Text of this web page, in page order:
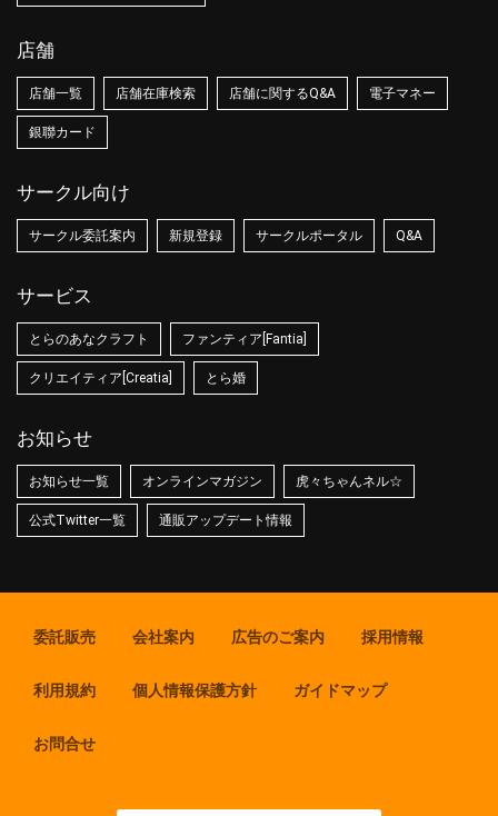
店舗
店舗一覧 店舗在庫検索 店舗に関するQ&A 電子マネー
銀聯カード
サークル向け
サークル委託案内 新規登録 サークルポータル Q&A
サービス
とらのあなクラフト ファンティア[Fantia]
クリエイティア[Creatia] とら婚
お知らせ
お知らせ一覧 オンラインマガジン 虎々ちゃんネル☆
公式Twitter一覧 通販アップデート情報
委託販売 会社案内 広告のご案内 採用情報
利用規約 個人情報保護方針 ガイドマップ
お問合せ